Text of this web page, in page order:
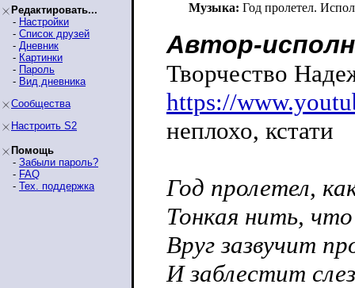
Редактировать...
- Настройки
- Список друзей
- Дневник
- Картинки
- Пароль
- Вид дневника
Сообщества
Настроить S2
Помощь
- Забыли пароль?
- FAQ
- Тех. поддержка
Музыка: Год пролетел.
Автор-
Творчество
https://
неплохо, кстати
Год пролетел,
Тонкая нить,
Вруг зазвучит
И заблестит